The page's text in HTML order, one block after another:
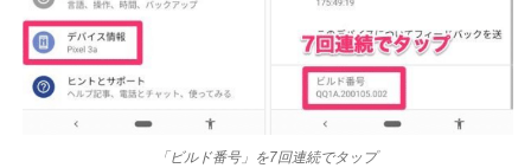
「ビルド番号」を7回連続でタップ